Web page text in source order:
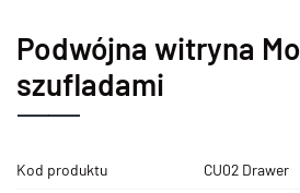
Podwójna witryna
szufladami
Kod produktu CU02 Drawer